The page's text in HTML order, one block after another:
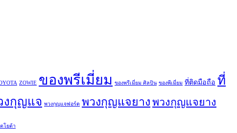
ZOWIE ของพรีเมี่ยม ของพรีเมี่ยม ศิลปิน ของพีเมี่ยม ที่ติดมือถือ ที่
งกุญแจ พวงกุญแจฟอร์ด พวงกุญแจยาง พวงกุญแจยาง
โยต้า